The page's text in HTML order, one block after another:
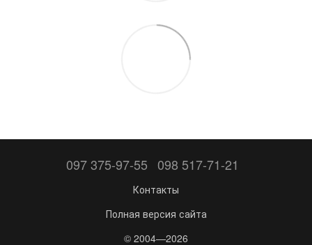
097 375-97-55 098 517-71-21
Контакты
Полная версия сайта
© 2004—2026